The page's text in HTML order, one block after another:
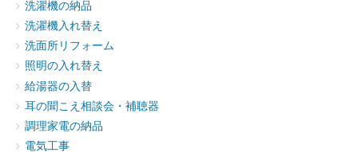
洗濯機の納品
洗濯機入れ替え
洗面所リフォーム
照明の入れ替え
給湯器の入替
耳の聞こえ相談会・補聴器
調理家電の納品
電気工事